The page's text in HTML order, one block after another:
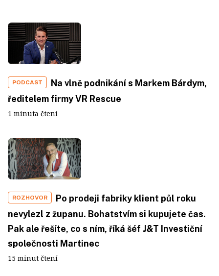
PODCAST
Na vlně podnikání s Markem Bárdym,
ředitelem firmy VR Rescue
1 minuta čtení
ROZHOVOR
Po prodeji fabriky klient půl roku
nevylezl z županu. Bohatstvím si kupujete čas.
Pak ale řešíte, co s ním, říká šéf J&T Investiční
společnosti Martinec
15 minut čtení